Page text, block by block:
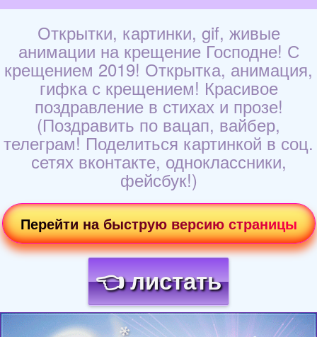
Открытки, картинки, gif, живые
анимации на крещение Господне! С
крещением 2019! Открытка, анимация,
гифка с крещением! Красивое
поздравление в стихах и прозе!
(Поздравить по вацап, вайбер,
телеграм! Поделиться картинкой в соц.
сетях вконтакте, одноклассники,
фейсбук!)
Перейти на быструю версию страницы
👈 листать
Загрузка картинки...